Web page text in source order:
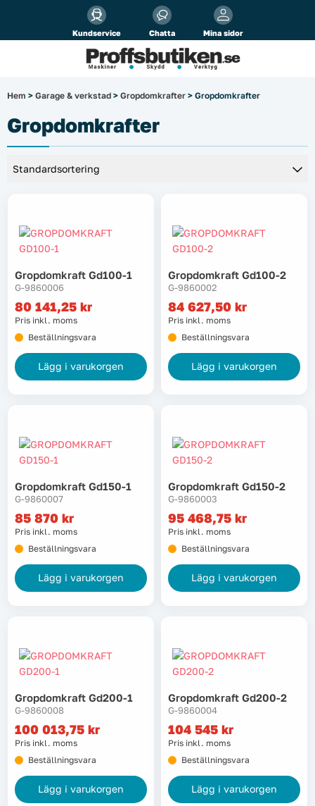
Kundservice Chatta Mina sidor
Alla priser visasinkl. moms!
Företag Privat
El & belysning
Laserinstrument
Lyft, transport & materialhantering
Maskiner
Mätinstrument
Skydd & kläder
Svets
Tryckluft
Tvätt
Verktyg
Värme, VVS & inomhusklimat
Hem > Garage & verkstad > Gropdomkrafter > Gropdomkrafter
Gropdomkrafter
Gropdomkraft Gd100-1
G-9860006
80 141,25 kr
Pris inkl. moms
Beställningsvara
Lägg i varukorgen
Gropdomkraft Gd100-2
G-9860002
84 627,50 kr
Pris inkl. moms
Beställningsvara
Lägg i varukorgen
Gropdomkraft Gd150-1
G-9860007
85 870 kr
Pris inkl. moms
Beställningsvara
Lägg i varukorgen
Gropdomkraft Gd150-2
G-9860003
95 468,75 kr
Pris inkl. moms
Beställningsvara
Lägg i varukorgen
Gropdomkraft Gd200-1
G-9860008
100 013,75 kr
Pris inkl. moms
Beställningsvara
Lägg i varukorgen
Gropdomkraft Gd200-2
G-9860004
104 545 kr
Pris inkl. moms
Beställningsvara
Lägg i varukorgen